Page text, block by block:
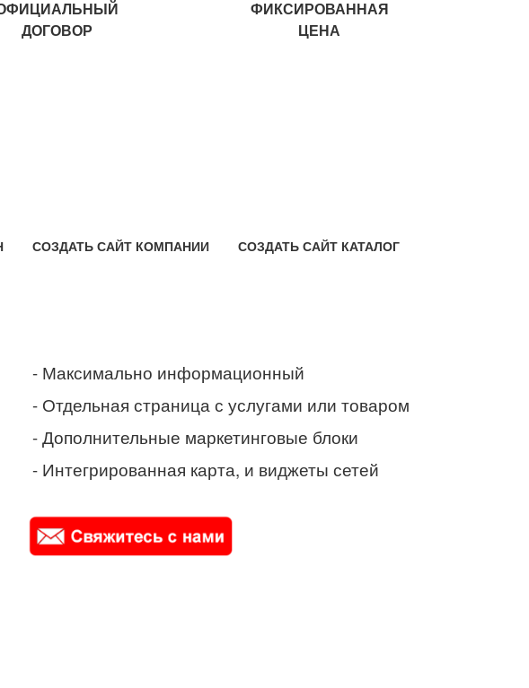
ДОГОВОР
ФИКСИРОВАННАЯ
ЦЕНА
СОЗДАТЬ САЙТ КОМПАНИИ СОЗДАТЬ САЙТ КАТАЛОГ
- Максимально информационный
- Отдельная страница с услугами или товаром
- Дополнительные маркетинговые блоки
- Интегрированная карта, и виджеты сетей